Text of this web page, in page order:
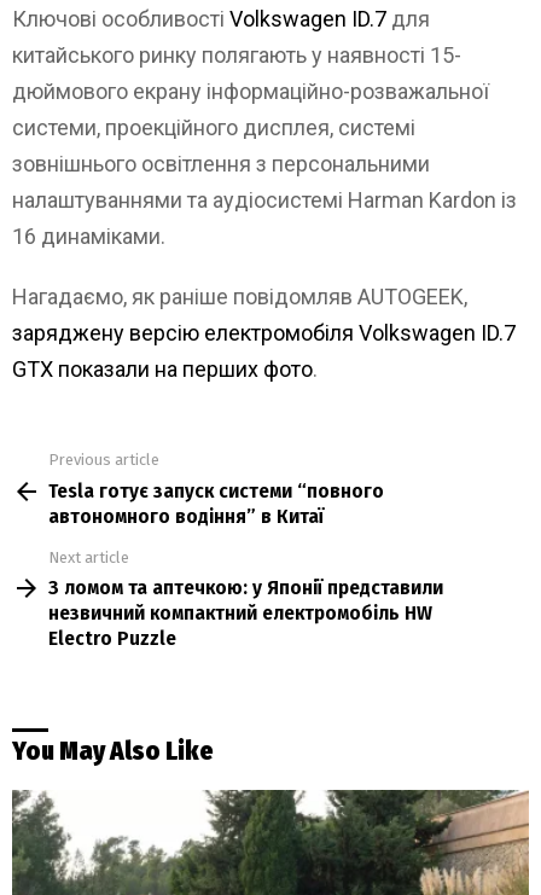
Ключові особливості Volkswagen ID.7 для
китайського ринку полягають у наявності 15-
дюймового екрану інформаційно-розважальної
системи, проекційного дисплея, системі
зовнішнього освітлення з персональними
налаштуваннями та аудіосистемі Harman Kardon із
16 динаміками.
Нагадаємо, як раніше повідомляв AUTOGEEK,
заряджену версію електромобіля Volkswagen ID.7
GTX показали на перших фото.
more
Previous article
Tesla готує запуск системи “повного
автономного водіння” в Китаї
Next article
З ломом та аптечкою: у Японії представили
незвичний компактний електромобіль HW
Electro Puzzle
You May Also Like